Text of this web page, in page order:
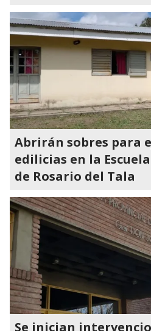
Abrirán sobres para
edilicias en la Escuela
de Rosario del Tala
Se inician